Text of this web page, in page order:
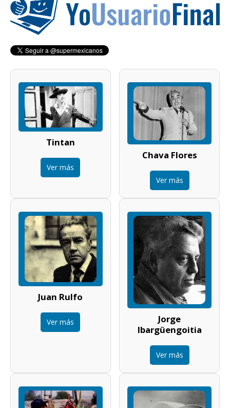
Tintan
Ver más
Chava Flores
Ver más
Juan Rulfo
Ver más
Jorge
Ibargüengoitia
Ver más